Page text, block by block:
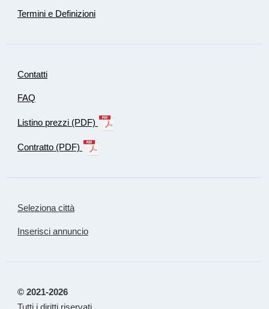
Termini e Definizioni
Contatti
FAQ
Listino prezzi (PDF)
Contratto (PDF)
Seleziona città
Inserisci annuncio
© 2021-2026